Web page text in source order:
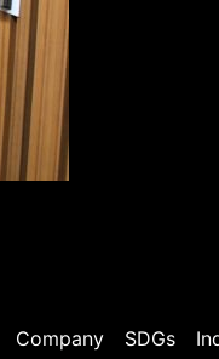
Company SDGs